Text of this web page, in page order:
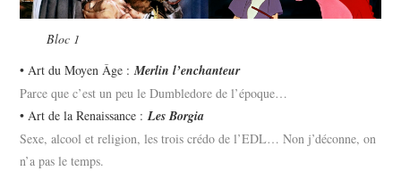
Bloc 1
• Art du Moyen Âge :Merlin l’enchanteur
Parce que c’est un peu le Dumbledore de l’époque…
• Art de la Renaissance : Les Borgia
Sexe, alcool et religion, les trois crédo de l’EDL… Non j’déconne, on
n’a pas le temps.